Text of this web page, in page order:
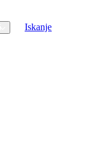
Iskanje